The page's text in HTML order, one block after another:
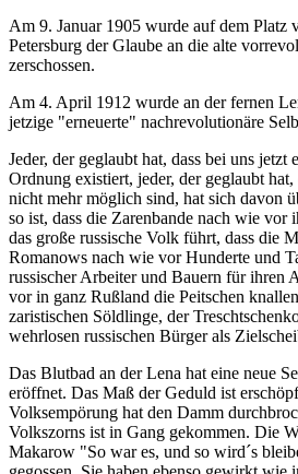
Am 9. Januar 1905 wurde auf dem Platz
Petersburg der Glaube an die alte
zerschossen.
Am 4. April 1912 wurde an der fernen
jetzige "erneuerte" nachrevolutionäre
Jeder, der geglaubt hat, dass bei uns jetzt
Ordnung existiert, jeder, der geglaubt hat,
nicht mehr möglich sind, hat sich davon
so ist, dass die Zarenbande nach wie
das große russische Volk führt, dass die
Romanows nach wie vor Hunderte und
russischer Arbeiter und Bauern für ihren
vor in ganz Rußland die Peitschen
zaristischen Söldlinge, der
wehrlosen russischen Bürger als
Das Blutbad an der Lena hat eine neue
eröffnet. Das Maß der Geduld ist
Volksempörung hat den Damm
Volkszorns ist in Gang gekommen. Die
Makarow "So war es, und so wird´s